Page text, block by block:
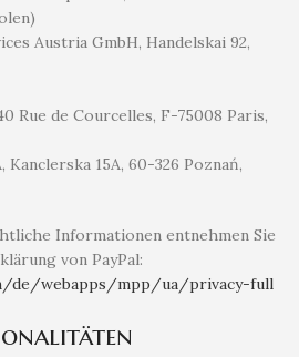
Austria GmbH, Handelskai 92,
Rue de Courcelles, F-75008 Paris,
Kanclerska 15A, 60-326 Poznań,
Informationen entnehmen Sie
von PayPal:
/de/webapps/mpp/ua/privacy-full